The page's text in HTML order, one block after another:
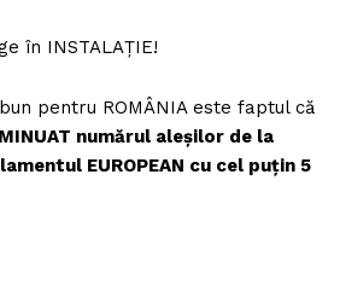
în INSTALAȚIE!
pentru ROMÂNIA este faptul că
numărul aleșilor de la
EUROPEAN cu cel puțin 5